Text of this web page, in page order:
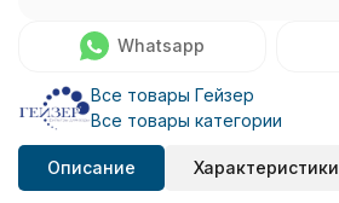
Whatsapp
Все товары Гейзер
Все товары категории
Описание Характеристики